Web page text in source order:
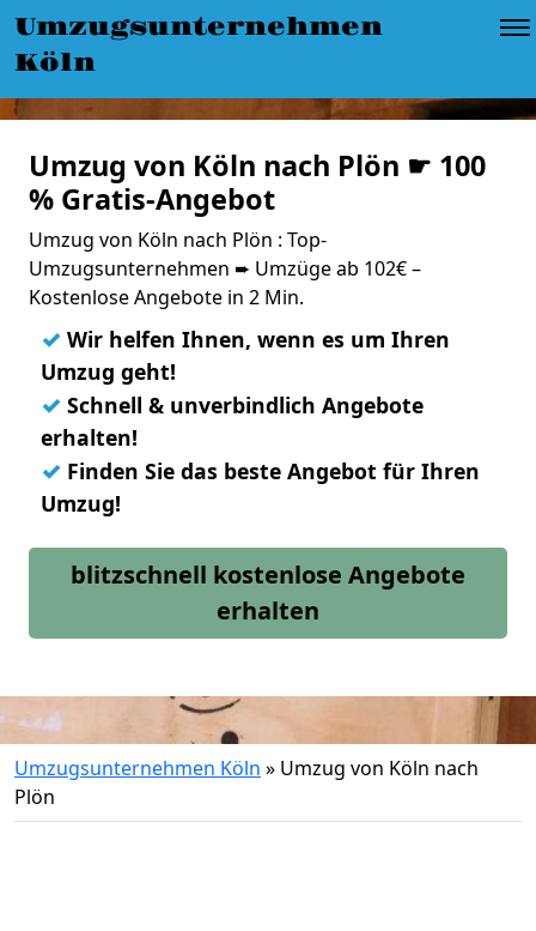
Umzugsunternehmen
Köln
Umzug von Köln nach Plön ☛ 100
% Gratis-Angebot
Umzug von Köln nach Plön : Top-
Umzugsunternehmen ➨ Umzüge ab 102€ –
Kostenlose Angebote in 2 Min.
✓ Wir helfen Ihnen, wenn es um Ihren
Umzug geht!
✓ Schnell & unverbindlich Angebote
erhalten!
✓ Finden Sie das beste Angebot für Ihren
Umzug!
blitzschnell kostenlose Angebote
erhalten
Umzugsunternehmen Köln » Umzug von Köln nach
Plön